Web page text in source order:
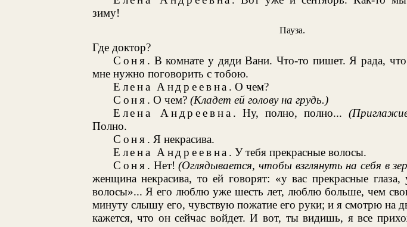
зиму!
Пауза.
Где доктор?
Соня . В комнате у дяди Вани. Что-то пишет. Я рада,
мне нужно поговорить с тобою.
Елена Андреевна . О чем?
Соня . О чем?(Кладет ей голову на грудь.)
Елена Андреевна . Ну, полно, полно...
Полно.
Соня . Я некрасива.
Елена Андреевна . У тебя прекрасные волосы.
Соня . Нет!(Оглядывается, чтобы взглянуть на себя в
женщина некрасива, то ей говорят: «у вас прекрасные глаза,
волосы»... Я его люблю уже шесть лет, люблю больше, чем
минуту слышу его, чувствую пожатие его руки; и я смотрю на
кажется, что он сейчас войдет. И вот, ты видишь, я все